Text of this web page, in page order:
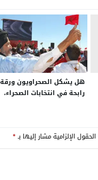
هل يشكل الصحراويون ورقة
رابحة في انتخابات الصحراء،
الحقول الإلزامية مشار إليها بـ*